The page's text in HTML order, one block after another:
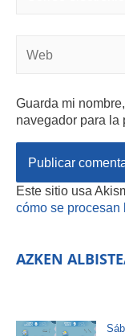
Guarda mi
navegador para la
Este sitio usa
cómo se procesan
AZKEN